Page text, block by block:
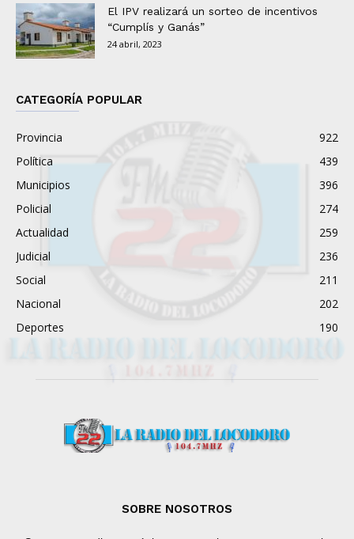
El IPV realizará un sorteo de incentivos
“Cumplís y Ganás”
24 abril, 2023
CATEGORÍA POPULAR
Provincia
922
Política
439
Municipios
396
Policial
274
Actualidad
259
Judicial
236
Social
211
Nacional
202
Deportes
190
SOBRE NOSOTROS